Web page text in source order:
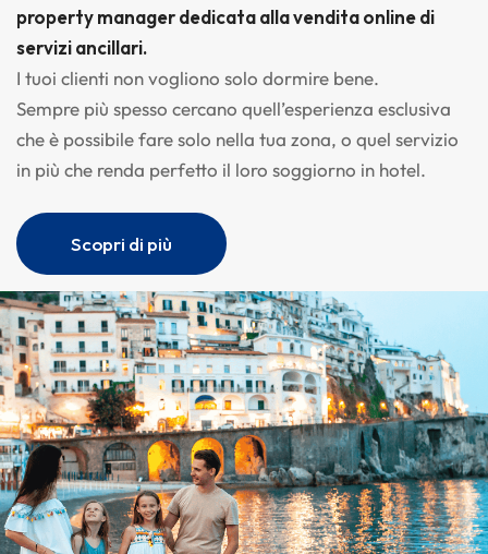
property manager dedicata alla vendita online di
servizi ancillari.
I tuoi clienti non vogliono solo dormire bene.
Sempre più spesso cercano quell’esperienza esclusiva
che è possibile fare solo nella tua zona, o quel servizio
in più che renda perfetto il loro soggiorno in hotel.
Scopri di più